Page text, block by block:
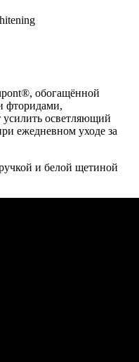
обогащённой
фторидами,
усилить осветляющий
ежедневном уходе за
и белой щетиной